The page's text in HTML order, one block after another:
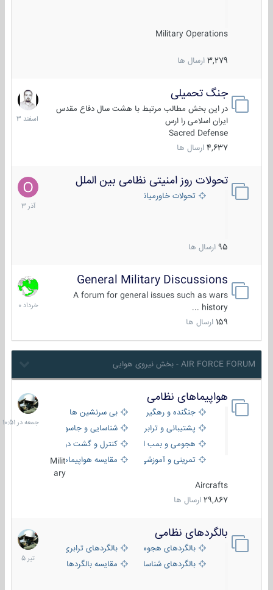
Military Operations
3,279 ارسال ها
جنگ تحمیلی
در این بخش مطالب مرتبط با هشت سال دفاع مقدس
ایران اسلامی را ارس
Sacred Defense
4,637 ارسال ها
20
اسفند
1403
تحولات روز امنیتی نظامی بین الملل
تحولات خاورمیانه
95 ارسال ها
21
آذر
1403
General Military Discussions
A forum for general issues such as wars
history ...
159 ارسال ها
10
خرداد
1400
AIR FORCE FORUM - بخش نیروی هوایی
هواپیماهای نظامی
جنگنده و رهگیر
بی سرنشین ها
پشتیبانی و ترابری
شناسایی و جاسوسی
هجومی و بمب افکن
کنترل و گشت دریایی
تمرینی و آموزشی
مقایسه هواپیماهاMilit
ary
Aircrafts
29,867 ارسال ها
جمعه
در
10:51
بالگردهای نظامی
بالگردهای هجومی
بالگردهای ترابری
بالگردهای شناسایی
مقایسه بالگردها
22
تیر
1405